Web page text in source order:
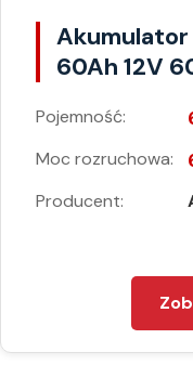
Akumulator
60Ah 12V
Pojemność:
Moc rozruchowa:
Producent: